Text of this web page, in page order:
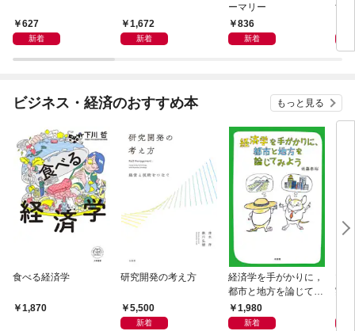
627
新着
1,672
新着
ーマリー
836
新着
世
ビジネス・経済のおすすめ本 もっと見る
食べる経済学
1,870
研究開発の考え方
5,500
新着
経済学を手がかりに，
都市と地方を論じてみ
よう1,980
新着
実